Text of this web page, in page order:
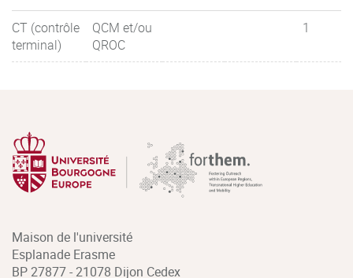
CT (contrôle
terminal)
QCM et/ou
QROC
1
Maison de l'université
Esplanade Erasme
BP 27877 - 21078 Dijon Cedex